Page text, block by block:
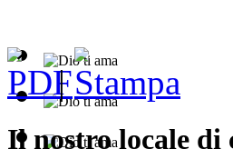
|
Il nostro locale